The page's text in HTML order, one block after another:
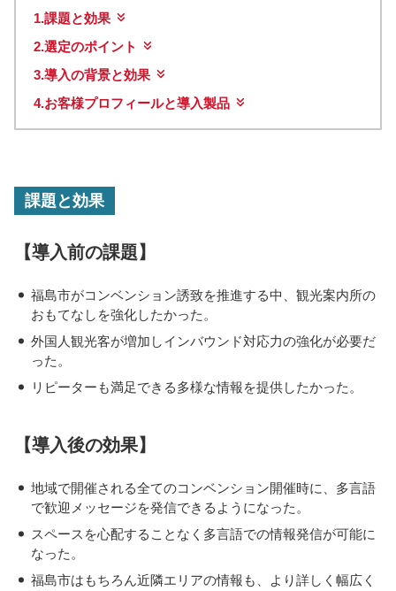
1.課題と効果
2.選定のポイント
3.導入の背景と効果
4.お客様プロフィールと導入製品
課題と効果
【導入前の課題】
・ 福島市がコンベンション誘致を推進する中、観光案内所の
おもてなしを強化したかった。
・ 外国人観光客が増加しインバウンド対応力の強化が必要だ
った。
・
リピーターも満足できる多様な情報を提供したかった。
【導入後の効果】
・ 地域で開催される全てのコンベンション開催時に、多言語
で歓迎メッセージを発信できるようになった。
・ スペースを心配することなく多言語での情報発信が可能に
なった。
・ 福島市はもちろん近隣エリアの情報も、より詳しく幅広く